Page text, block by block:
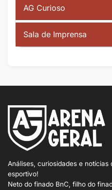
AG Curioso
Sala de Imprensa
Análises, curiosidades e notícias
esportivo!
Neto do finado BnC, filho do